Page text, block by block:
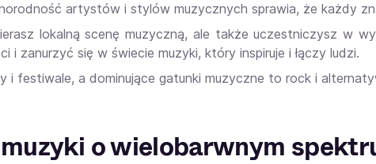
artystów i stylów muzycznych sprawia, że każdy
lokalną scenę muzyczną, ale także uczestniczysz w
zanurzyć się w świecie muzyki, który inspiruje i łączy ludzi.
i festiwale, a dominujące gatunki muzyczne to rock i
o wielobarwnym